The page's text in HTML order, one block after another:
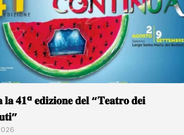
𝐥𝐚 𝟒𝟏ª 𝐞𝐝𝐢𝐳𝐢𝐨𝐧𝐞 𝐝𝐞𝐥 “𝐓𝐞𝐚𝐭𝐫𝐨 𝐝𝐞𝐢